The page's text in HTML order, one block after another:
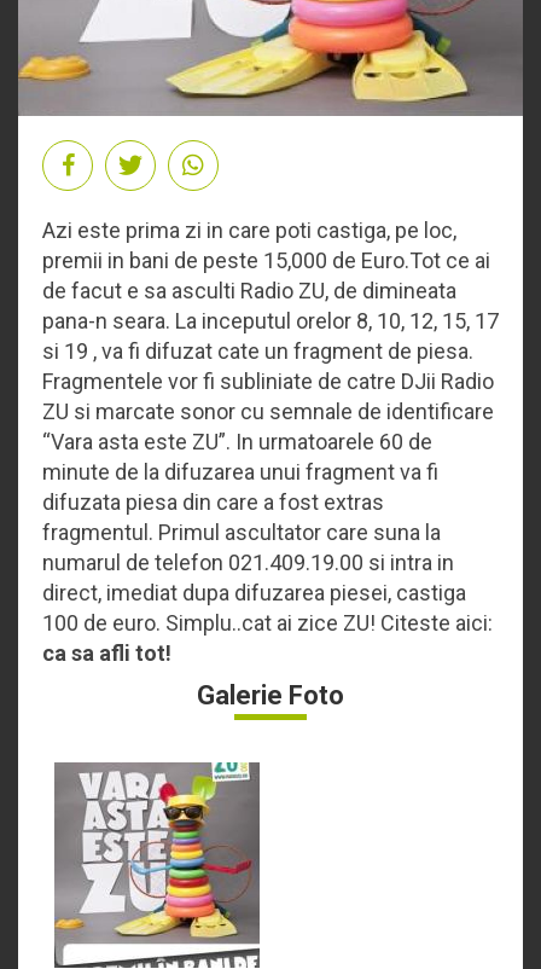
Azi este prima zi in care poti castiga, pe loc,
premii in bani de peste 15,000 de Euro.Tot ce ai
de facut e sa asculti Radio ZU, de dimineata
pana-n seara. La inceputul orelor 8, 10, 12, 15, 17
si 19 , va fi difuzat cate un fragment de piesa.
Fragmentele vor fi subliniate de catre DJii Radio
ZU si marcate sonor cu semnale de identificare
“Vara asta este ZU”. In urmatoarele 60 de
minute de la difuzarea unui fragment va fi
difuzata piesa din care a fost extras
fragmentul. Primul ascultator care suna la
numarul de telefon 021.409.19.00 si intra in
direct, imediat dupa difuzarea piesei, castiga
100 de euro. Simplu..cat ai zice ZU! Citeste aici:
ca sa afli tot!
Galerie Foto